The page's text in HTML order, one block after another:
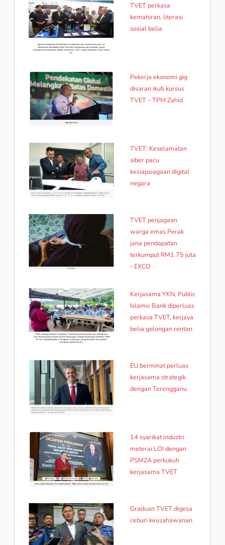
TVET perkasa
kemahiran, literasi
sosial belia
Pekerja ekonomi gig
disaran ikuti kursus
TVET – TPM Zahid
TVET: Keselamatan
siber pacu
kesiapsiagaan digital
negara
TVET penjagaan
warga emas Perak
jana pendapatan
terkumpul RM1.75 juta
- EXCO
Kerjasama YKN, Public
Islamic Bank diperluas
perkasa TVET, kerjaya
belia golongan rentan
EU berminat perluas
kerjasama strategik
dengan Terengganu
14 syarikat industri
meterai LOI dengan
PSMZA perkukuh
kerjasama TVET
Graduan TVET digesa
ceburi keusahawanan